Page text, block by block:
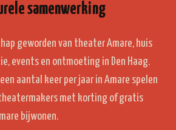
samenwerking
geworden van theater Amare, huis
events en ontmoeting in Den Haag.
aantal keer per jaar in Amare spelen
met korting of gratis
bijwonen.